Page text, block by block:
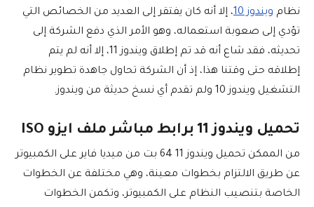
نظام ويندوز 10
، إلا أنه كان يفتقر إلى العديد من الخصائص التي
تؤدي إلى صعوبة استعماله، وهو الأمر الذي دفع الشركة إلى
تحديثه، فقد شاع أنه قد تم إطلاق ويندوز 11، إلا أنه لم يتم
إطلاقه حتى وقتنا هذا، إذ أن الشركة تحاول جاهدة تطوير نظام
التشغيل ويندوز 10 ولم تقدم أي نسخ حديثة من ويندوز.
تحميل ويندوز 11 برابط مباشر ملف ايزو ISO
من الممكن تحميل ويندوز 11 64 بت من ميديا فاير على الكمبيوتر
عن طريق الالتزام بخطوات معينة، وهي مختلفة عن الخطوات
الخاصة بتنصيب النظام على الكمبيوتر، وتكمن الخطوات